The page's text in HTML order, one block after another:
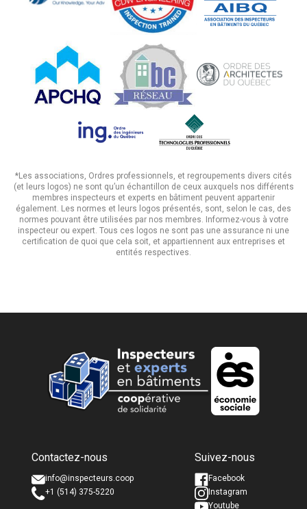
*Les associations, Ordres professionnels, et regroupements divers cités
(et leurs logos) ne sont qu’un échantillon de ceux auxquels nos différents
membres inspecteurs et experts en bâtiment peuvent appartenir
également. Les normes et leurs logos présentés, sont, selon le cas, des
normes pouvant être utilisées par nos membres. Informez-vous à votre
inspecteur ou expert. Tous ces logos ne sont pas une assurance ni une
certification de quoi que cela soit, et appartiennent aux entreprises et
entités respectives.
Nom complet *
Courriel *
Nom complet *
Courriel *
Contactez-nous
info@inspecteurs.coop
+1 (514) 375-5220
Suivez-nous
Facebook
Instagram
Youtube